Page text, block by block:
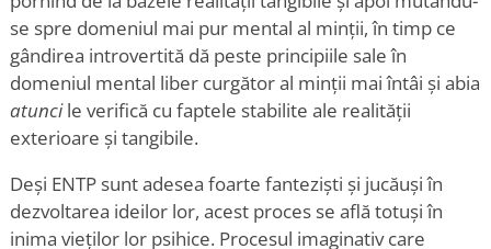
se spre domeniul mai pur mental al minții, în timp ce
gândirea introvertită dă peste principiile sale în
domeniul mental liber curgător al minții mai întâi și abia
atuncile verifică cu faptele stabilite ale realității
exterioare și tangibile.
Deși ENTP sunt adesea foarte fanteziști și jucăuși în
dezvoltarea ideilor lor, acest proces se află totuși în
inima vieților lor psihice. Procesul imaginativ care